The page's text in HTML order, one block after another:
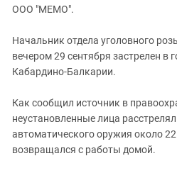
Дагестан
Кабардино-Балкария
Калмыкия
Карачаево-Черкесия
Краснодарский край
Нагорный Карабах
ООО "МЕМО".
Начальник отдела уголовного
вечером 29 сентября застрелен в
Кабардино-Балкарии.
Как сообщил источник в
неустановленные лица
автоматического оружия около
возвращался с работы домой.